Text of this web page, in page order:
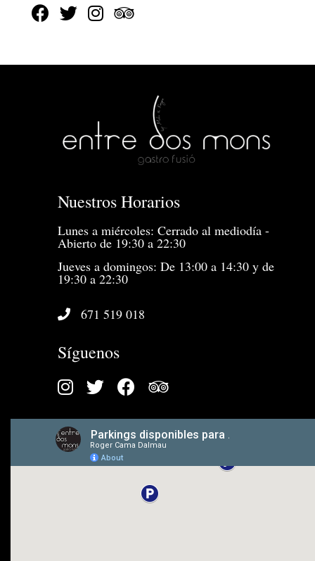
Nuestros Horarios
Lunes a miércoles: Cerrado al mediodía -
Abierto de 19:30 a 22:30
Jueves a domingos: De 13:00 a 14:30 y de
19:30 a 22:30
671 519 018
Síguenos